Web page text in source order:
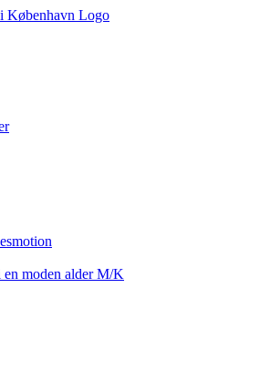
moden alder M/K